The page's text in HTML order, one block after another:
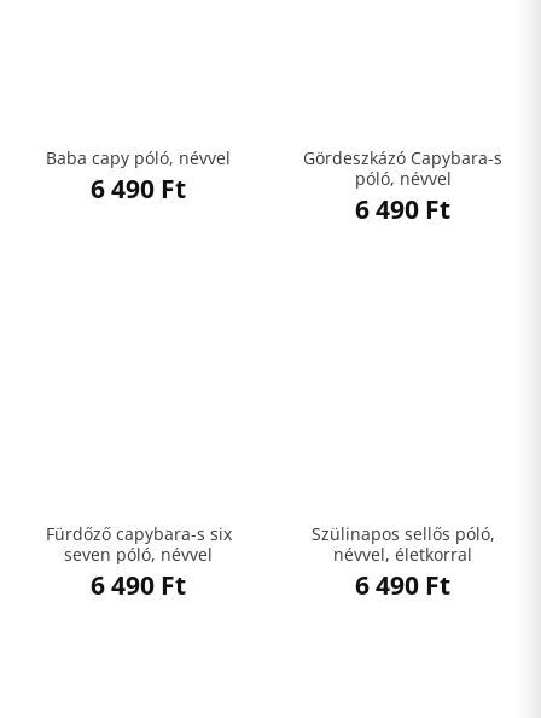
Baba capy póló, névvel
6 490 Ft
Gördeszkázó Capybara-s
póló, névvel
6 490 Ft
Fürdőző capybara-s six
seven póló, névvel
6 490 Ft
Szülinapos sellős póló,
névvel, életkorral
6 490 Ft